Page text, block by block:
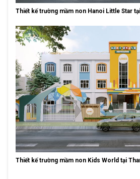
Thiết kế trường mầm non Hanoi Little Star
Thiết kế trường mầm non Kids World tại